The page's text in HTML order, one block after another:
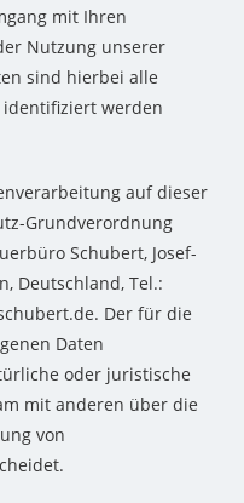
mit Ihren
Nutzung unserer
sind hierbei alle
identifiziert werden
auf dieser
Grundverordnung
Schubert, Josef-
Deutschland, Tel.:
Der für die
Daten
oder juristische
mit anderen über die
von